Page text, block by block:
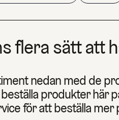
flera sätt att
nedan med de
produkter här
för att beställa mer